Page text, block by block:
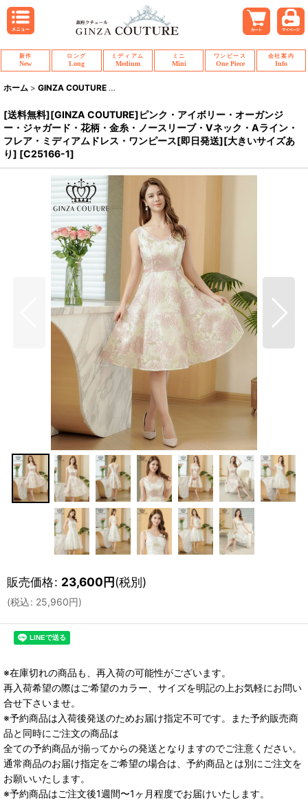
新作
New
ロング
Long
ミディアム
Medium
ミニ
Mini
ワンピース
One Piece
会社案内
Info
ホーム > GINZA COUTURE >
[送料無料][GINZA COUTURE]ピンク・アイボリー・オーガンジ
ー・ジャガード・花柄・金糸・ノースリーブ・Vネック・Aライン・
フレア・ミディアムドレス・ワンピース[即日発送][大きいサイズあ
り] [C25166-1]
販売価格: 23,600円(税別)
(税込: 25,960円)
※在庫切れの商品も、再入荷の可能性がございます。
再入荷希望の際はご希望のカラー、サイズを明記の上お気軽にお問い
合せ下さいませ。
※予約商品は入荷後発送のためお届け指定不可です。また予約販売商
品と同時にご注文の商品は
全ての予約商品が揃ってからの発送となりますのでご注意ください。
通常商品のお届け指定をご希望の場合は、予約商品とは別にご注文を
お願いいたします。
※予約商品はご注文後1週間〜1ヶ月程度でお届けいたします。